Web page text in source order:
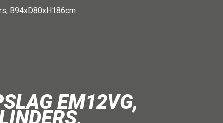
B94xD80xH186cm
EM12VG,